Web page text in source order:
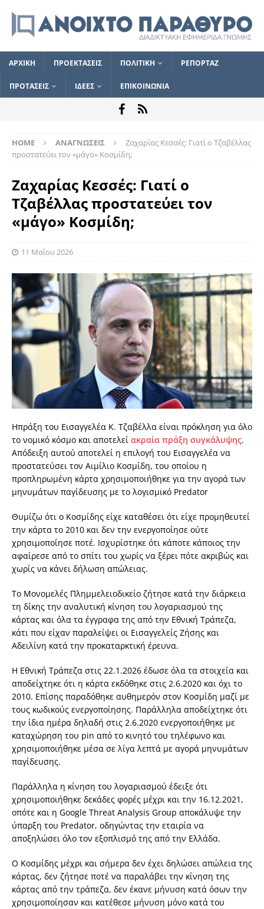
ΑΡΧΙΚΗ ΠΡΟΕΚΤΑΣΕΙΣ ΠΟΛΙΤΙΚΗ ΡΕΠΟΡΤΑΖ
ΠΡΟΤΑΣΕΙΣ ΙΔΕΕΣ ΕΠΙΚΟΙΝΩΝΙΑ
HOME ΑΝΑΓΝΩΣΕΙΣ
Ζαχαρίας Κεσσές: Γιατί ο Τζαβέλλας
προστατεύει τον «μάγο» Κοσμίδη;
Ζαχαρίας Κεσσές: Γιατί ο
Τζαβέλλας προστατεύει τον
«μάγο» Κοσμίδη;
11 Μαΐου 2026
Ηπράξη του Εισαγγελέα Κ. Τζαβέλλα είναι πρόκληση για όλο
το νομικό κόσμο και αποτελεί ακραία πράξη συγκάλυψης.
Απόδειξη αυτού αποτελεί η επιλογή του Εισαγγελέα να
προστατεύσει τον Αιμίλιο Κοσμίδη, του οποίου η
προπληρωμένη κάρτα χρησιμοποιήθηκε για την αγορά των
μηνυμάτων παγίδευσης με το λογισμικό Predator
Θυμίζω ότι ο Κοσμίδης είχε καταθέσει ότι είχε προμηθευτεί
την κάρτα το 2010 και δεν την ενεργοποίησε ούτε
χρησιμοποίησε ποτέ. Ισχυρίστηκε ότι κάποτε κάποιος την
αφαίρεσε από το σπίτι του χωρίς να ξέρει πότε ακριβώς και
χωρίς να κάνει δήλωση απώλειας.
Το Μονομελές Πλημμελειοδικείο ζήτησε κατά την διάρκεια
τη δίκης την αναλυτική κίνηση του λογαριασμού της
κάρτας και όλα τα έγγραφα της από την Εθνική Τράπεζα,
κάτι που είχαν παραλείψει οι Εισαγγελείς Ζήσης και
Αδειλίνη κατά την προκαταρκτική έρευνα.
Η Εθνική Τράπεζα στις 22.1.2026 έδωσε όλα τα στοιχεία και
αποδείχτηκε ότι η κάρτα εκδόθηκε στις 2.6.2020 και όχι το
2010. Επίσης παραδόθηκε αυθημερόν στον Κοσμίδη μαζί με
τους κωδικούς ενεργοποίησης. Παράλληλα αποδείχτηκε ότι
την ίδια ημέρα δηλαδή στις 2.6.2020 ενεργοποιήθηκε με
καταχώρηση του pin από το κινητό του τηλέφωνο και
χρησιμοποιήθηκε μέσα σε λίγα λεπτά με αγορά μηνυμάτων
παγίδευσης.
Παράλληλα η κίνηση του λογαριασμού έδειξε ότι
χρησιμοποιήθηκε δεκάδες φορές μέχρι και την 16.12.2021,
οπότε και η Google Threat Analysis Group αποκάλυψε την
ύπαρξη του Predator, οδηγώντας την εταιρία να
αποξηλώσει όλο τον εξοπλισμό της από την Ελλάδα.
Ο Κοσμίδης μέχρι και σήμερα δεν έχει δηλώσει απώλεια της
κάρτας, δεν ζήτησε ποτέ να παραλάβει την κίνηση της
κάρτας από την τράπεζα, δεν έκανε μήνυση κατά όσων την
χρησιμοποίησαν και κατέθεσε μήνυση μόνο κατά του